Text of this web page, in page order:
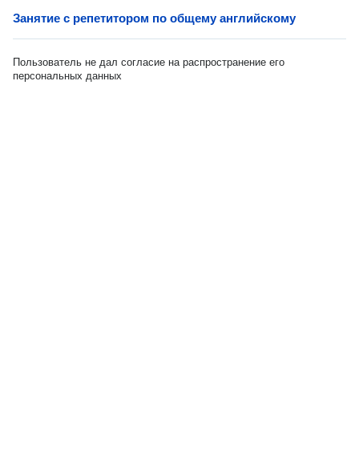
Занятие с репетитором по общему английскому
Пользователь не дал согласие на распространение его
персональных данных